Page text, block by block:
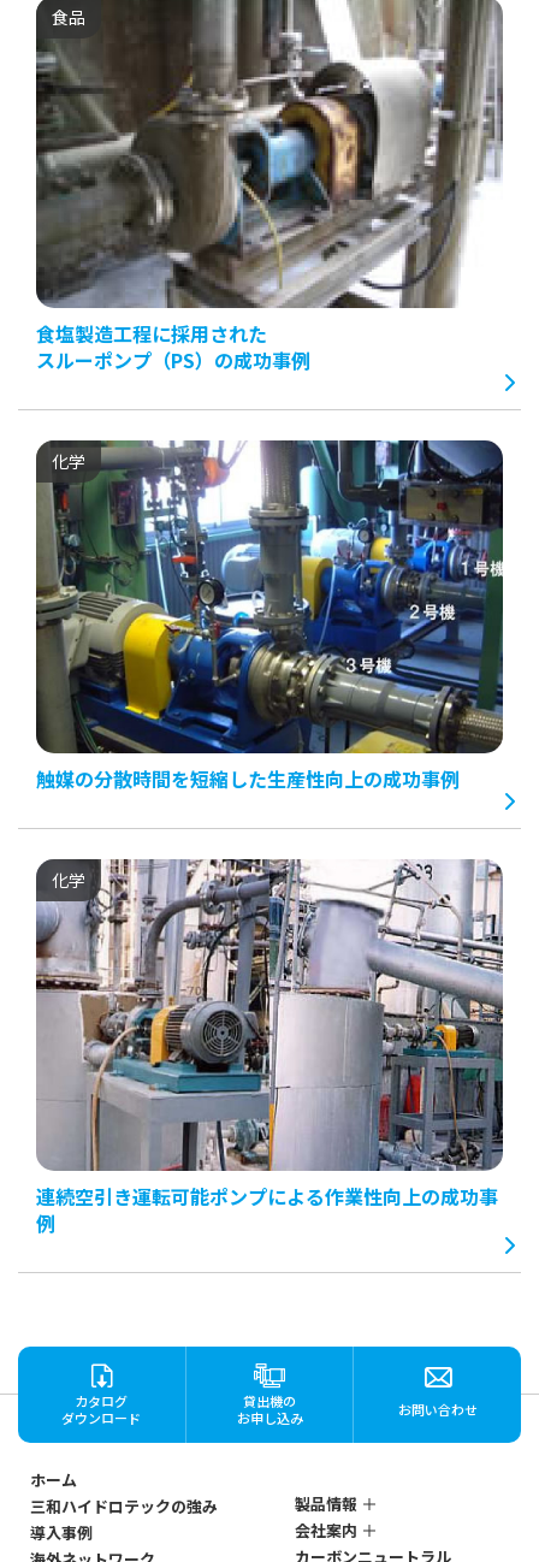
食品
食塩製造工程に採用された
スルーポンプ（PS）の成功事例
化学
触媒の分散時間を短縮した生産性向上の成功事例
化学
連続空引き運転可能ポンプによる作業性向上の成功事
例
カタログ
ダウンロード
貸出機の
お申し込み
お問い合わせ
ホーム
三和ハイドロテックの強み
製品情報
ステンレス製
導入事例
会社案内
カーボンニュートラル